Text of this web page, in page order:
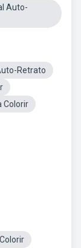
Auto-
Retrato
Colorir